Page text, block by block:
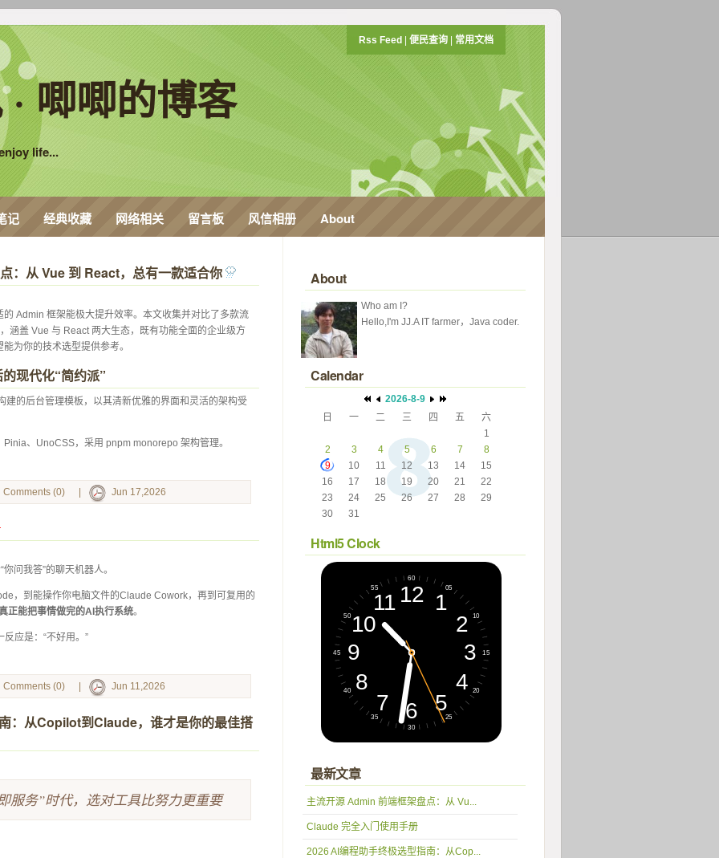
唧唧的博客
life...
Rss Feed 便民查询 常用文档
记 经典收藏 网络相关 留言板 风信相册 About
：从 Vue 到 React，总有一款适合你
Admin 框架能极大提升效率。本文收集并对比了多款流
涵盖 Vue 与 React 两大生态，既有功能全面的企业级方
为你的技术选型提供参考。
现代化“简约派”
的后台管理模板，以其清新优雅的界面和灵活的架构受
、UnoCSS，采用 pnpm monorepo 架构管理。
Comments (0) Jun 17,2026
问我答”的聊天机器人。
，到能操作你电脑文件的Claude Cowork，再到可复用的
正能把事情做完的AI执行系统。
应是：“不好用。”
Comments (0) Jun 11,2026
：从Copilot到Claude，谁才是你的最佳搭
服务”时代，选对工具比努力更重要
About
Who am I?
Hello,I'm JJ.A IT farmer，Java coder.
Calendar
2026-8-9
日
一 二 三 四 五
六
1
2
3 4 5 6 7
8
9
10 11 12 13 14
15
16
17 18 19 20 21
22
23
24 25 26 27 28
29
30
31
Html5 Clock
最新文章
主流开源 Admin 前端框架盘点：从 Vu...
Claude 完全入门使用手册
2026 AI编程助手终极选型指南：从Cop...